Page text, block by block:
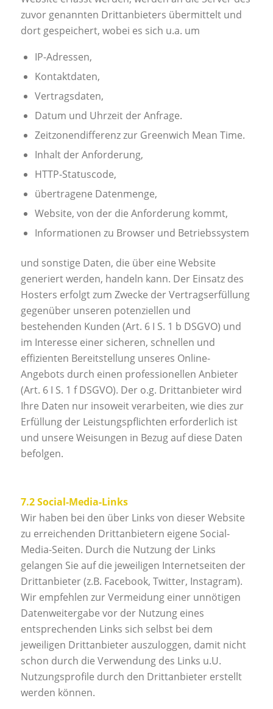
zuvor genannten Drittanbieters übermittelt und
dort gespeichert, wobei es sich u.a. um
IP-Adressen,
Kontaktdaten,
Vertragsdaten,
Datum und Uhrzeit der Anfrage.
Zeitzonendifferenz zur Greenwich Mean Time.
Inhalt der Anforderung,
HTTP-Statuscode,
übertragene Datenmenge,
Website, von der die Anforderung kommt,
Informationen zu Browser und Betriebssystem
und sonstige Daten, die über eine Website
generiert werden, handeln kann. Der Einsatz des
Hosters erfolgt zum Zwecke der Vertragserfüllung
gegenüber unseren potenziellen und
bestehenden Kunden (Art. 6 I S. 1 b DSGVO) und
im Interesse einer sicheren, schnellen und
effizienten Bereitstellung unseres Online-
Angebots durch einen professionellen Anbieter
(Art. 6 I S. 1 f DSGVO). Der o.g. Drittanbieter wird
Ihre Daten nur insoweit verarbeiten, wie dies zur
Erfüllung der Leistungspflichten erforderlich ist
und unsere Weisungen in Bezug auf diese Daten
befolgen.
7.2 Social-Media-Links
Wir haben bei den über Links von dieser Website
zu erreichenden Drittanbietern eigene Social-
Media-Seiten. Durch die Nutzung der Links
gelangen Sie auf die jeweiligen Internetseiten der
Drittanbieter (z.B. Facebook, Twitter, Instagram).
Wir empfehlen zur Vermeidung einer unnötigen
Datenweitergabe vor der Nutzung eines
entsprechenden Links sich selbst bei dem
jeweiligen Drittanbieter auszuloggen, damit nicht
schon durch die Verwendung des Links u.U.
Nutzungsprofile durch den Drittanbieter erstellt
werden können.